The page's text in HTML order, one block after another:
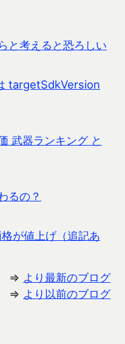
と考えると恐ろしい
targetSdkVersion
武器ランキング と
るの？
が値上げ（追記あ
⇒ より最新のブログ
⇒ より以前のブログ